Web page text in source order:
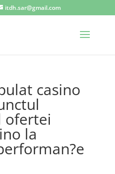
itdh.sar@gmail.com
casino
ofertei
la